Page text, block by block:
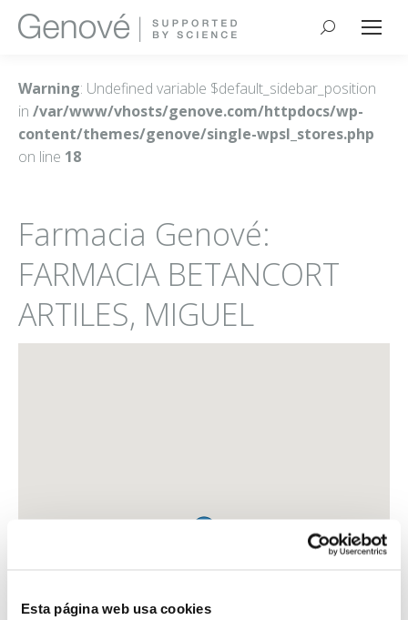
Esta página web usa cookies
Buscar:
Warning: Undefined variable $default_sidebar_position
in /var/www/vhosts/genove.com/httpdocs/wp-
content/themes/genove/single-wpsl_stores.php
on line 18
Farmacia Genové:
FARMACIA BETANCORT
ARTILES, MIGUEL